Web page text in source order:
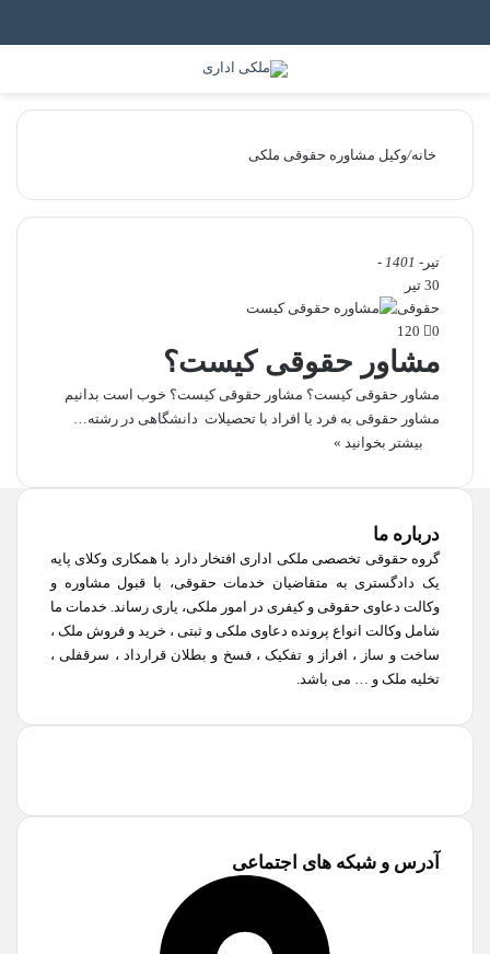
خانه/وکیل مشاوره حقوقی ملکی
تیر - 1401 -
30 تیر
حقوقی
0
مشاور حقوقی کیست؟
مشاور حقوقی کیست؟ مشاور حقوقی کیست؟ خوب است بدانیم
مشاور حقوقی به فرد یا افراد با تحصیلات دانشگاهی در رشته…
بیشتر بخوانید »
درباره ما
گروه حقوقی تخصصی ملکی اداری افتخار دارد با همکاری وکلای پایه
یک دادگستری به متقاضیان خدمات حقوقی، با قبول مشاوره و
وکالت دعاوی حقوقی و کیفری در امور ملکی، یاری رساند. خدمات ما
شامل وکالت انواع پرونده دعاوی ملکی و ثبتی ، خرید و فروش ملک ،
ساخت و ساز ، افراز و تفکیک ، فسخ و بطلان قرارداد ، سرقفلی ،
تخلیه ملک و … می باشد.
آدرس و شبکه های اجتماعی